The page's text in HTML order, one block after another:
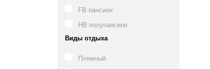
FB пансион
HB полупансион
Виды отдыха
Пляжный